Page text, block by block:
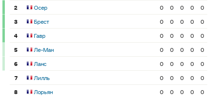
2
Осер 0 0 0 0
0
3
Брест 0 0 0 0
0
4
Гавр 0 0 0 0
0
5
Ле-Ман 0 0 0 0
0
6
Ланс 0 0 0 0
0
7
Лилль 0 0 0 0
0
8
Лорьян 0 0 0 0
0